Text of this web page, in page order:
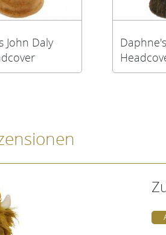
John Daly